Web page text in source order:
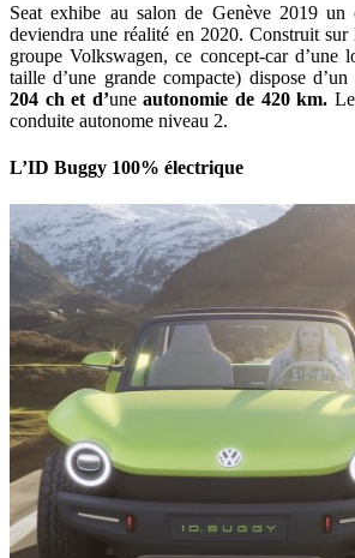
Seat exhibe au salon de Genève 2019 un
deviendra une réalité en 2020. Construit
groupe Volkswagen, ce concept-car d’une
taille d’une grande compacte) dispose d’un
204 ch et d’une autonomie de 420 km.
conduite autonome niveau 2.
L’ID Buggy 100% électrique